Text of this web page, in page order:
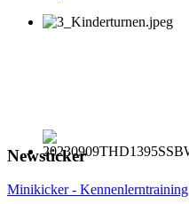
Newsticker
Minikicker - Kennenlerntraining